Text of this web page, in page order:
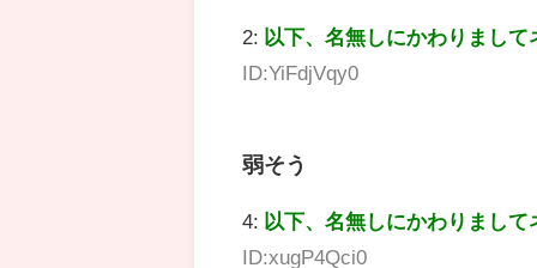
2: 以下、名無しにかわりまし
ID:YiFdjVqy0
弱そう
4: 以下、名無しにかわりまし
ID:xugP4Qci0